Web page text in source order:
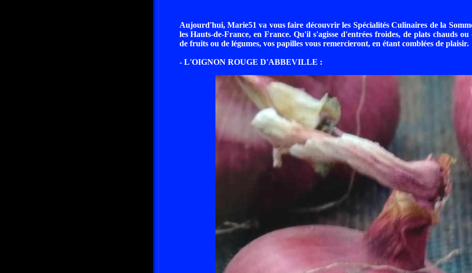
Aujourd'hui, Marie51 va vous faire découvrir les Spécialités Culinaires de la
les Hauts-de-France, en France. Qu'il s'agisse d'entrées froides, de plats chauds ou
de fruits ou de légumes, vos papilles vous remercieront, en étant comblées de plaisir.
- L'OIGNON ROUGE D'ABBEVILLE :